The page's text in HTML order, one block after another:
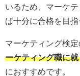
いるため、マーケ
ば十分に合格を目指
マーケティング検定
ーケティング職に就
におすすめです。